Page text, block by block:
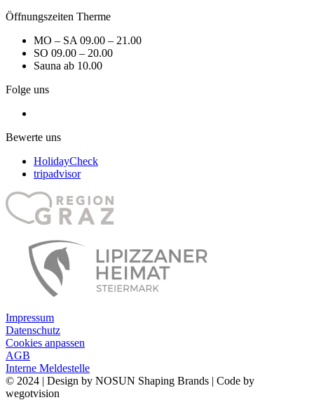
Öffnungszeiten Therme
MO – SA 09.00 – 21.00
SO 09.00 – 20.00
Sauna ab 10.00
Folge uns
Bewerte uns
HolidayCheck
tripadvisor
Impressum
Datenschutz
Cookies anpassen
AGB
Interne Meldestelle
© 2024 | Design by NOSUN Shaping Brands | Code by
wegotvision